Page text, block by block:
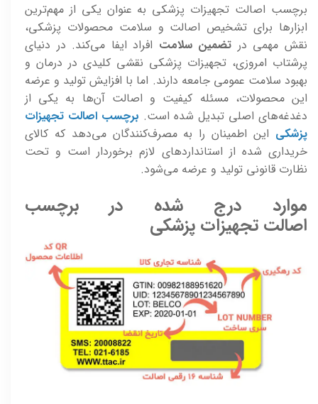
برچسب اصالت تجهیزات پزشکی به عنوان یکی از مهم‌ترین
ابزارها برای تشخیص اصالت و سلامت محصولات پزشکی،
نقش مهمی در تضمین سلامت افراد ایفا می‌کند. در دنیای
پرشتاب امروزی، تجهیزات پزشکی نقشی کلیدی در درمان و
بهبود سلامت عمومی جامعه دارند. اما با افزایش تولید و عرضه
این محصولات، مسئله کیفیت و اصالت آن‌ها به یکی از
دغدغه‌های اصلی تبدیل شده است. برچسب اصالت تجهیزات
پزشکی این اطمینان را به مصرف‌کنندگان می‌دهد که کالای
خریداری شده از استانداردهای لازم برخوردار است و تحت
نظارت قانونی تولید و عرضه می‌شود.
موارد درج شده در برچسب
اصالت تجهیزات پزشکی